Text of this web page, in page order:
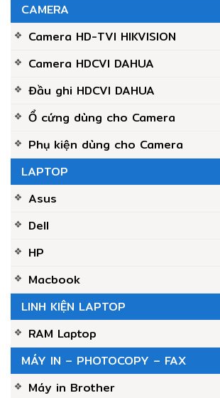
CAMERA
Camera HD-TVI HIKVISION
Camera HDCVI DAHUA
Đầu ghi HDCVI DAHUA
Ổ cứng dùng cho Camera
Phụ kiện dùng cho Camera
LAPTOP
Asus
Dell
HP
Macbook
LINH KIỆN LAPTOP
RAM Laptop
MÁY IN – PHOTOCOPY – FAX
Máy in Brother